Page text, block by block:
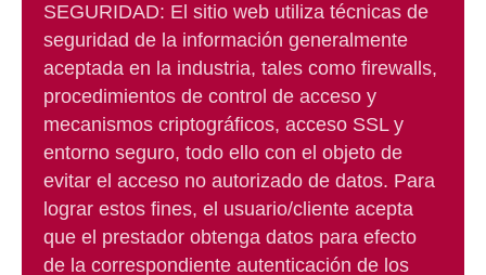
SEGURIDAD: El sitio web utiliza técnicas de
seguridad de la información generalmente
aceptada en la industria, tales como firewalls,
procedimientos de control de acceso y
mecanismos criptográficos, acceso SSL y
entorno seguro, todo ello con el objeto de
evitar el acceso no autorizado de datos. Para
lograr estos fines, el usuario/cliente acepta
que el prestador obtenga datos para efecto
de la correspondiente autenticación de los